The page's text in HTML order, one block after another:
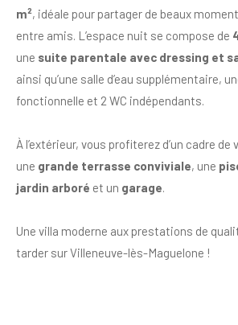
m², idéale pour partager de beaux
entre amis. L’espace nuit se compose de
une suite parentale avec dressing et
ainsi qu’une salle d’eau supplémentaire,
fonctionnelle et 2 WC indépendants.
À l’extérieur, vous profiterez d’un cadre de
une grande terrasse conviviale, une
jardin arboré et un garage
Une villa moderne aux prestations de
tarder sur Villeneuve-lès-Maguelone !